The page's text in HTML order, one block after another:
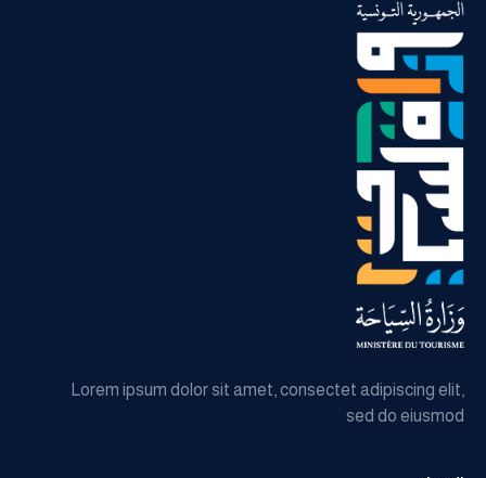
Lorem ipsum dolor sit amet, consectet adipiscing elit,
sed do eiusmod